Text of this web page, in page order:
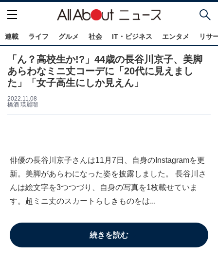
連載 ライフ グルメ 社会 IT・ビジネス エンタメ リサ
「ん？高校生か!?」44歳の長谷川京子、美脚
あらわなミニ丈コーデに「20代に見えまし
た」「女子高生にしか見えん」
2022.11.08
橋酒 瑛麗瑠
俳優の長谷川京子さんは11月7日、自身のInstagramを更
新。美脚があらわになった姿を披露しました。 長谷川さ
んは絵文字を3つつづり、自身の写真を1枚載せていま
す。超ミニ丈のスカートらしきものをは...
続きを読む